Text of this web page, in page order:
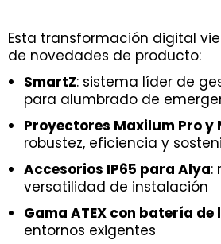
Esta transformación digital
de novedades de producto:
SmartZ: sistema líder de
para alumbrado de
Proyectores Maxilum Pro y
robustez, eficiencia y
Accesorios IP65 para Alya:
versatilidad de instalación
Gama ATEX con batería de
entornos exigentes